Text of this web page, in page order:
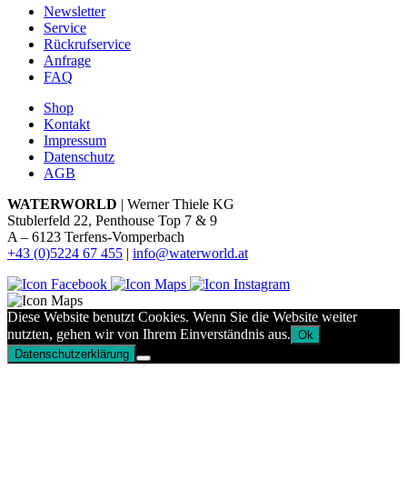
Newsletter
Service
Rückrufservice
Anfrage
FAQ
Shop
Kontakt
Impressum
Datenschutz
AGB
WATERWORLD | Werner Thiele KG
Stublerfeld 22, Penthouse Top 7 & 9
A – 6123 Terfens-Vomperbach
+43 (0)5224 67 455 | info@waterworld.at
Diese Website benutzt Cookies. Wenn Sie die Website weiter
nutzten, gehen wir von Ihrem Einverständnis aus. Ok
Datenschutzerklärung